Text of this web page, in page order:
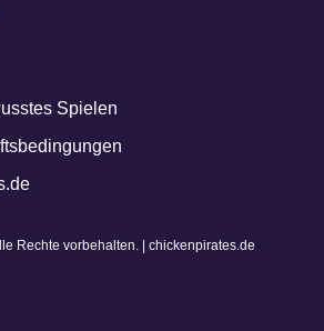
Spielen
Rechte vorbehalten. | chickenpirates.de